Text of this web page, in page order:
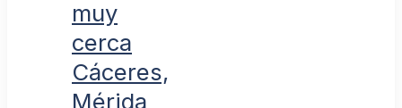
muy
cerca
Cáceres,
Mérida